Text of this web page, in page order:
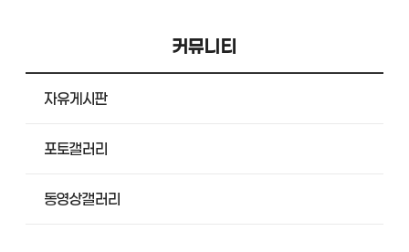
커뮤니티
자유게시판
포토갤러리
동영상갤러리